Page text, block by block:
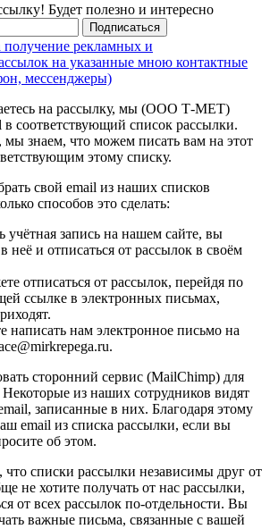
Будет полезно и интересно
Подписаться
получение рекламных и
на указанные мною контактные
мессенджеры)
на рассылку, мы (ООО Т-МЕТ)
в соответствующий список рассылки.
мы знаем, что можем писать вам на этот
этому списку.
свой email из наших списков
способов это сделать:
учётная запись на нашем сайте, вы
неё и отписаться от рассылок в своём
отписаться от рассылок, перейдя по
ссылке в электронных письмах,
нам электронное письмо на
сторонний сервис (MailChimp) для
из наших сотрудников видят
записанные в них. Благодаря этому
email из списка рассылки, если вы
об этом.
списки рассылки независимы друг от
не хотите получать от нас рассылки,
от всех рассылок по-отдельности. Вы
важные письма, связанные с вашей